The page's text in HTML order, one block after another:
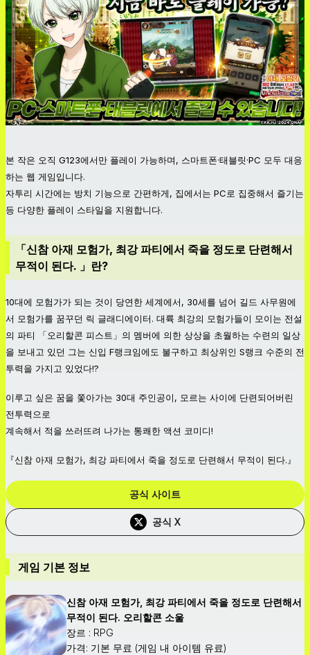
본 작은 오직 G123에서만 플레이 가능하며, 스마트폰·태블릿·PC 모두 대응
하는 웹 게임입니다.
자투리 시간에는 방치 기능으로 간편하게, 집에서는 PC로 집중해서 즐기는
등 다양한 플레이 스타일을 지원합니다.
「신참 아재 모험가, 최강 파티에서 죽을 정도로 단련해서
무적이 된다. 」란?
10대에 모험가가 되는 것이 당연한 세계에서, 30세를 넘어 길드 사무원에
서 모험가를 꿈꾸던 릭 글래디에이터. 대륙 최강의 모험가들이 모이는 전설
의 파티 「오리할콘 피스트」의 멤버에 의한 상상을 초월하는 수련의 일상
을 보내고 있던 그는 신입 F랭크임에도 불구하고 최상위인 S랭크 수준의 전
투력을 가지고 있었다!?
이루고 싶은 꿈을 쫓아가는 30대 주인공이, 모르는 사이에 단련되어버린
전투력으로
계속해서 적을 쓰러뜨려 나가는 통쾌한 액션 코미디!
『신참 아재 모험가, 최강 파티에서 죽을 정도로 단련해서 무적이 된다.』
공식 사이트
공식 X
게임 기본 정보
신참 아재 모험가, 최강 파티에서 죽을 정도로 단련해서
무적이 된다. 오리할콘 소울
장르 : RPG
가격: 기본 무료 (게임 내 아이템 유료)